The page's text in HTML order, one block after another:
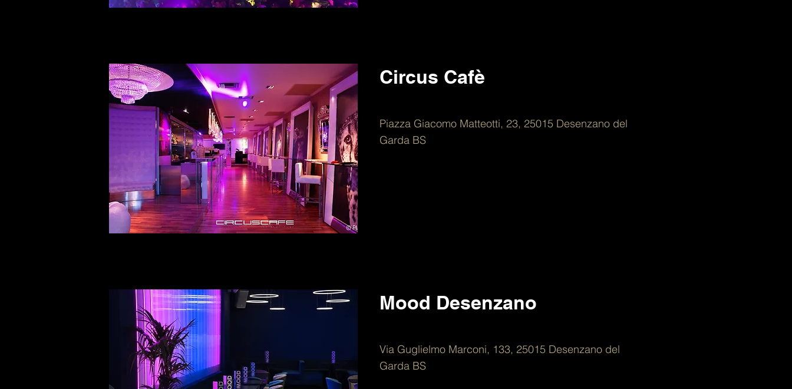
Circus Cafè
Piazza Giacomo Matteotti, 23, 25015 Desenzano del
Garda BS
Mood Desenzano
Via Guglielmo Marconi, 133, 25015 Desenzano del
Garda BS